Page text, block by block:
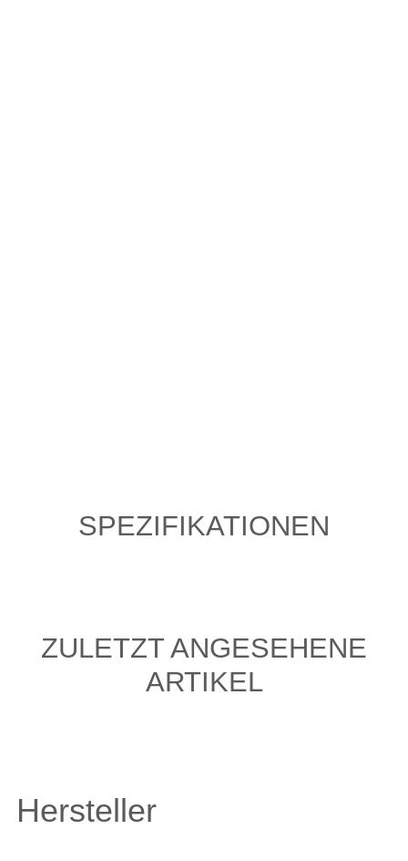
SPEZIFIKATIONEN
ZULETZT ANGESEHENE
ARTIKEL
Hersteller